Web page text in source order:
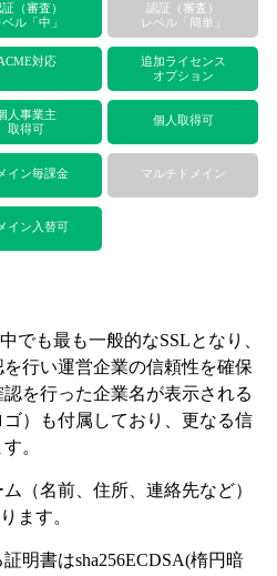
（審査）
ベル「中」
認証（審査）
レベル「簡単」
対応
追加ライセンス
オプション
人事業主
取得可
個人取得可
イン毎課金 マルチドメイン
イン入替可
でも最も一般的なSSLとなり、
行い運営企業の信頼性を確保
を行った企業名が表示される
）も付属しており、更なる信
。
（名前、住所、連絡先など）
ます。
明書はsha256ECDSA(楕円暗